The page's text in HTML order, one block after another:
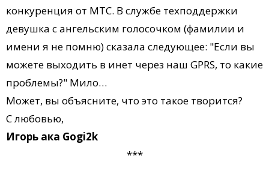
конкуренция от МТС. В службе техподдержки
девушка с ангельским голосочком (фамилии и
имени я не помню) сказала следующее: "Если вы
можете выходить в инет через наш GPRS, то какие
проблемы?" Мило…
Может, вы объясните, что это такое творится?
С любовью,
Игорь ака Gogi2k
***